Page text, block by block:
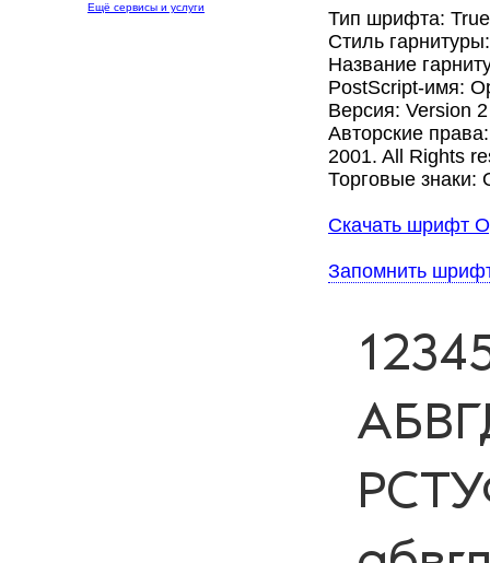
Ещё сервисы и услуги
Тип шрифта:
Стиль
Название
PostScript-имя:
Версия: Version
Авторские
2001. All Rights
Торговые знаки:
Скачать шрифт
Запомнить